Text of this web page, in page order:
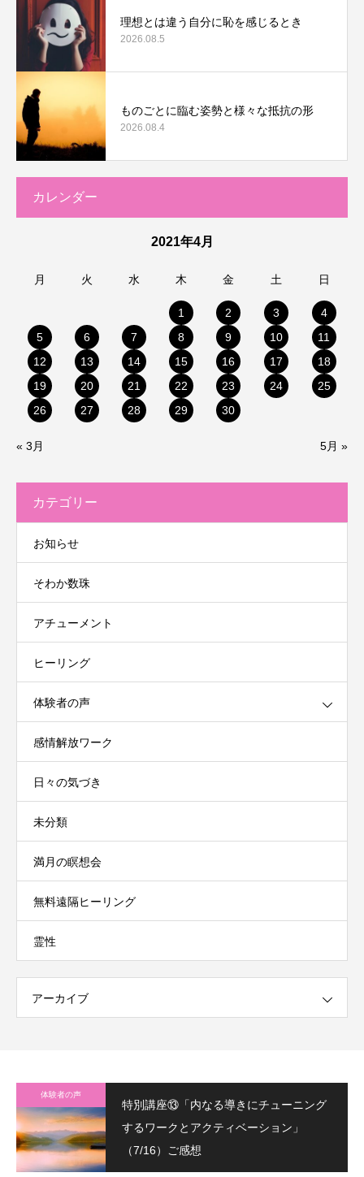
理想とは違う自分に恥を感じるとき
2026.08.5
ものごとに臨む姿勢と様々な抵抗の形
2026.08.4
カレンダー
2021年4月
月 火 水 木 金 土 日
1 2 3
4
5
6 7 8 9 10
11
12
13 14 15 16 17
18
19
20 21 22 23 24
25
26
27 28 29 30
« 3月 5月 »
カテゴリー
お知らせ
そわか数珠
アチューメント
ヒーリング
体験者の声
感情解放ワーク
日々の気づき
未分類
満月の瞑想会
無料遠隔ヒーリング
霊性
アーカイブ
体験者の声
特別講座⑬「内なる導きにチューニング
するワークとアクティベーション」
（7/16）ご感想